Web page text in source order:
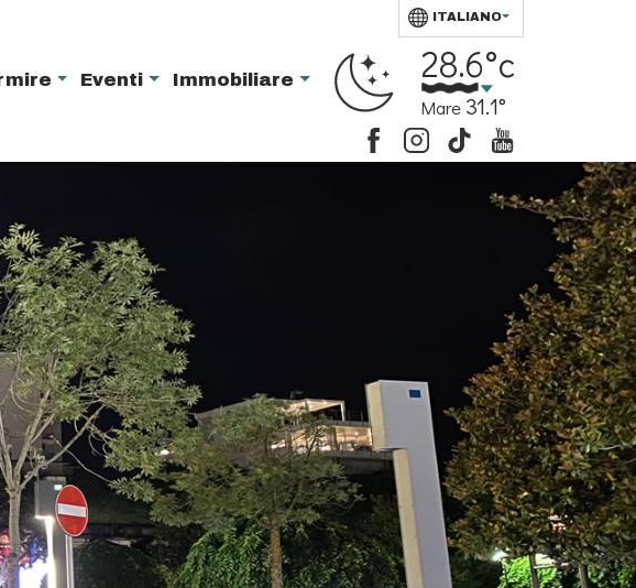
Eventi Immobiliare
ITALIANO
28.6°c
Mare 31.1°